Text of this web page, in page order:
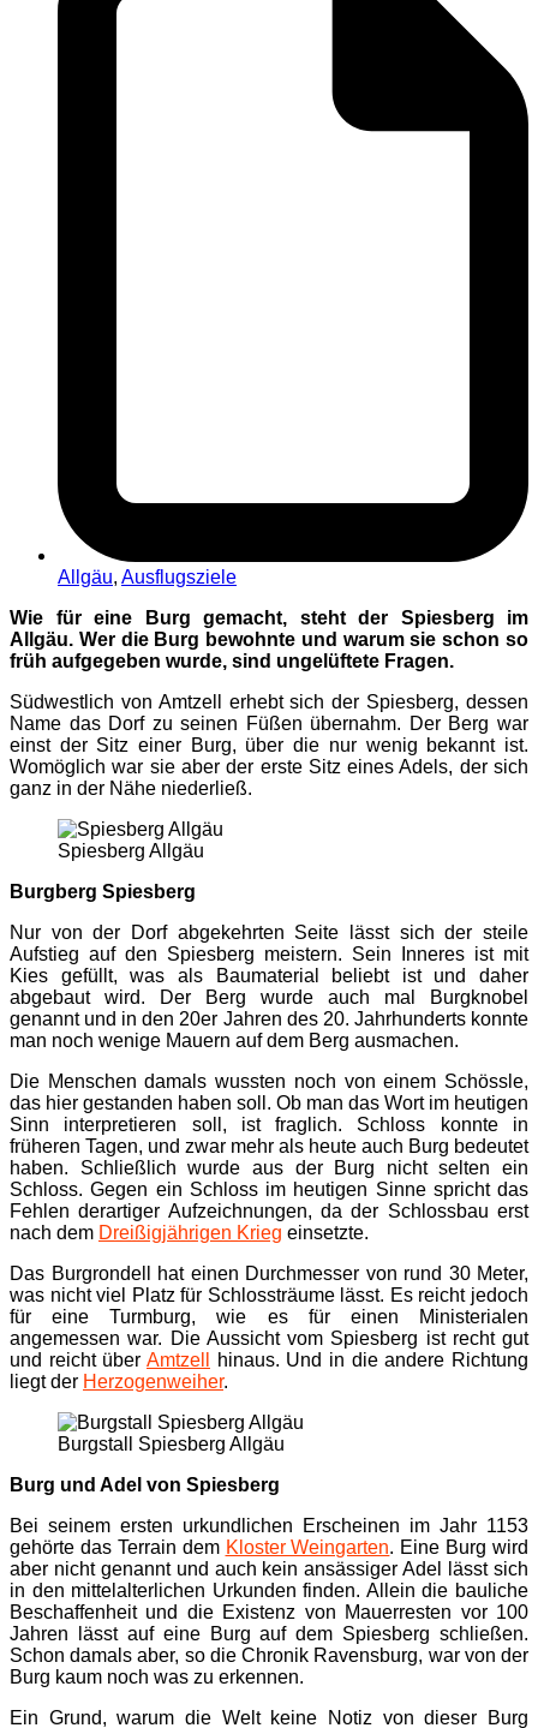
Allgäu, Ausflugsziele
Wie für eine Burg gemacht, steht der Spiesberg im
Allgäu. Wer die Burg bewohnte und warum sie schon so
früh aufgegeben wurde, sind ungelüftete Fragen.
Südwestlich von Amtzell erhebt sich der Spiesberg, dessen
Name das Dorf zu seinen Füßen übernahm. Der Berg war
einst der Sitz einer Burg, über die nur wenig bekannt ist.
Womöglich war sie aber der erste Sitz eines Adels, der sich
ganz in der Nähe niederließ.
Spiesberg Allgäu
Burgberg Spiesberg
Nur von der Dorf abgekehrten Seite lässt sich der steile
Aufstieg auf den Spiesberg meistern. Sein Inneres ist mit
Kies gefüllt, was als Baumaterial beliebt ist und daher
abgebaut wird. Der Berg wurde auch mal Burgknobel
genannt und in den 20er Jahren des 20. Jahrhunderts konnte
man noch wenige Mauern auf dem Berg ausmachen.
Die Menschen damals wussten noch von einem Schössle,
das hier gestanden haben soll. Ob man das Wort im heutigen
Sinn interpretieren soll, ist fraglich. Schloss konnte in
früheren Tagen, und zwar mehr als heute auch Burg bedeutet
haben. Schließlich wurde aus der Burg nicht selten ein
Schloss. Gegen ein Schloss im heutigen Sinne spricht das
Fehlen derartiger Aufzeichnungen, da der Schlossbau erst
nach dem Dreißigjährigen Krieg einsetzte.
Das Burgrondell hat einen Durchmesser von rund 30 Meter,
was nicht viel Platz für Schlossträume lässt. Es reicht jedoch
für eine Turmburg, wie es für einen Ministerialen
angemessen war. Die Aussicht vom Spiesberg ist recht gut
und reicht über Amtzell
hinaus. Und in die andere Richtung
liegt der Herzogenweiher.
Burgstall Spiesberg Allgäu
Burg und Adel von Spiesberg
Bei seinem ersten urkundlichen Erscheinen im Jahr 1153
gehörte das Terrain dem Kloster Weingarten. Eine Burg wird
aber nicht genannt und auch kein ansässiger Adel lässt sich
in den mittelalterlichen Urkunden finden. Allein die bauliche
Beschaffenheit und die Existenz von Mauerresten vor 100
Jahren lässt auf eine Burg auf dem Spiesberg schließen.
Schon damals aber, so die Chronik Ravensburg, war von der
Burg kaum noch was zu erkennen.
Ein Grund, warum die Welt keine Notiz von dieser Burg